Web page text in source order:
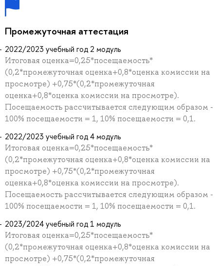
Промежуточная аттестация
2022/2023 учебный год 2 модуль
Итоговая оценка=0,25*посещаемость*
(0,2*промежуточная оценка+0,8*оценка комиссии на
просмотре) +0,75*(0,2*промежуточная
оценка+0,8*оценка комиссии на просмотре).
Посещаемость рассчитывается следующим образом -
100% посещаемости = 1, 10% посещаемости = 0,1.
2022/2023 учебный год 4 модуль
Итоговая оценка=0,25*посещаемость*
(0,2*промежуточная оценка+0,8*оценка комиссии на
просмотре) +0,75*(0,2*промежуточная
оценка+0,8*оценка комиссии на просмотре).
Посещаемость рассчитывается следующим образом -
100% посещаемости = 1, 10% посещаемости = 0,1.
2023/2024 учебный год 1 модуль
Итоговая оценка=0,25*посещаемость*
(0,2*промежуточная оценка+0,8*оценка комиссии на
просмотре) +0,75*(0,2*промежуточная